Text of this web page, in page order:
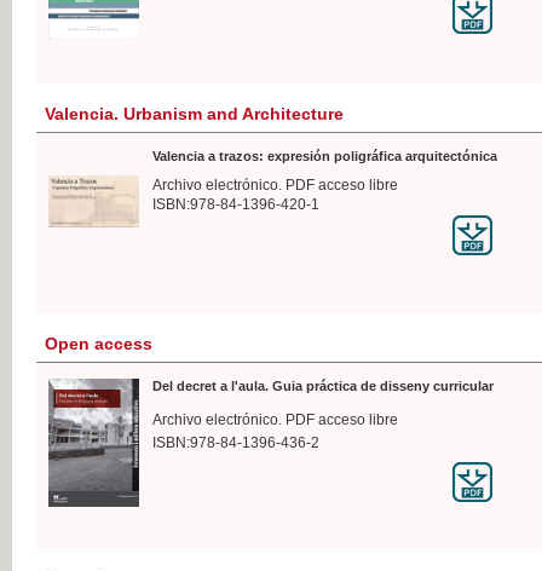
Valencia. Urbanism and Architecture
Valencia a trazos: expresión poligráfica arquitectónica
Archivo electrónico. PDF acceso libre
ISBN:978-84-1396-420-1
Open access
Del decret a l'aula. Guia práctica de disseny curricular
Archivo electrónico. PDF acceso libre
ISBN:978-84-1396-436-2